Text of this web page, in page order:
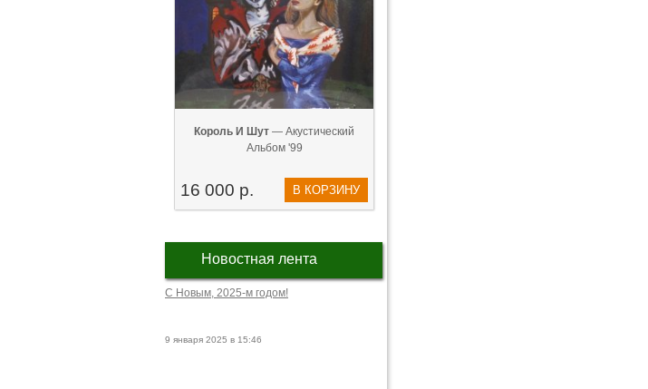
Король И Шут — Акустический
Альбом '99
16 000 р. В КОРЗИНУ
Новостная лента
С Новым, 2025-м годом!
9 января 2025 в 15:46